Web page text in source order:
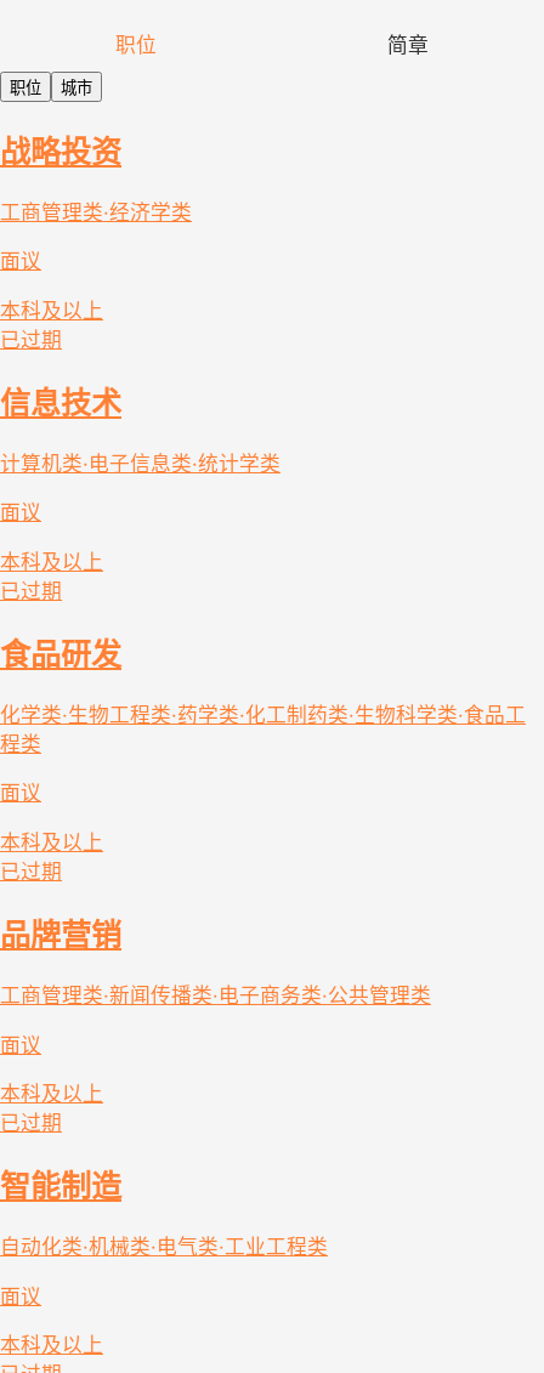
职位 简章
职位 城市
战略投资
工商管理类·经济学类
面议
本科及以上
已过期
信息技术
计算机类·电子信息类·统计学类
面议
本科及以上
已过期
食品研发
化学类·生物工程类·药学类·化工制药类·生物科学类·食品工
程类
面议
本科及以上
已过期
品牌营销
工商管理类·新闻传播类·电子商务类·公共管理类
面议
本科及以上
已过期
智能制造
自动化类·机械类·电气类·工业工程类
面议
本科及以上